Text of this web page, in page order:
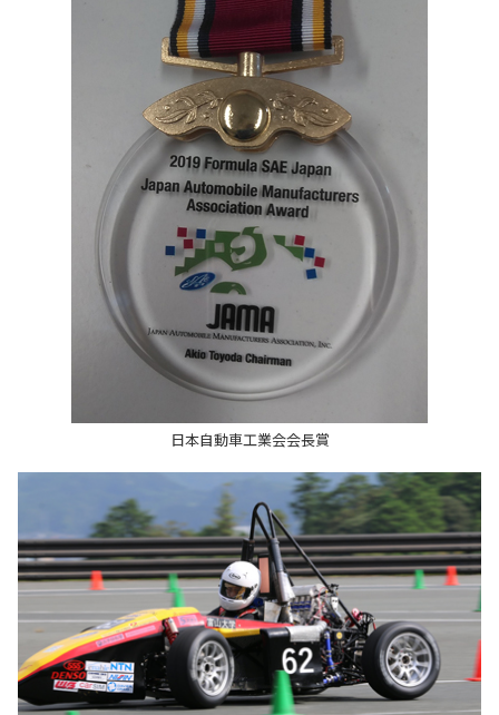
研究・産学官連携
国際交流・留学
日本自動車工業会会長賞